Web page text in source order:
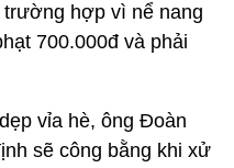
hợp vì nể nang
700.000đ và phải
vỉa hè, ông Đoàn
sẽ công bằng khi xử